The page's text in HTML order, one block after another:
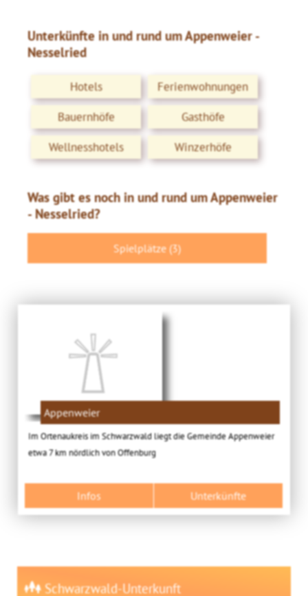
Unterkünfte in und rund um Appenweier -
Nesselried
Hotels
Ferienwohnungen
Bauernhöfe
Gasthöfe
Wellnesshotels
Winzerhöfe
Was gibt es noch in und rund um Appenweier
- Nesselried?
Spielplätze (3)
Appenweier
Im Ortenaukreis im Schwarzwald liegt die Gemeinde Appenweier
etwa 7 km nördlich von Offenburg
Infos Unterkünfte
Schwarzwald-Unterkunft